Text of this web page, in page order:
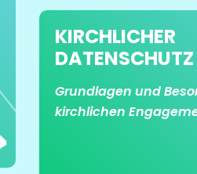
KIRCHLICHER
DATENSCHUTZ
Grundlagen und
kirchlichen